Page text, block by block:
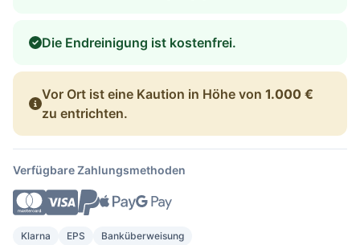
Die Endreinigung ist kostenfrei.
Vor Ort ist eine Kaution in Höhe von 1.000 €
zu entrichten.
Verfügbare Zahlungsmethoden
Klarna EPS Banküberweisung